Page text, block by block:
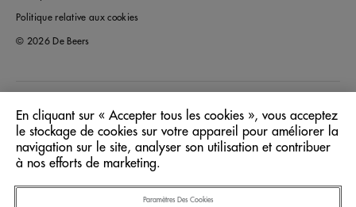
Politique relative aux cookies
© 2026 De Beers
Canada
Langue: Français
En cliquant sur « Accepter tous les cookies », vous acceptez
le stockage de cookies sur votre appareil pour améliorer la
navigation sur le site, analyser son utilisation et contribuer
à nos efforts de marketing.
Paramètres Des Cookies